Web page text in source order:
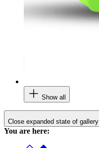
Show all
Close expanded state of gallery
You are here: